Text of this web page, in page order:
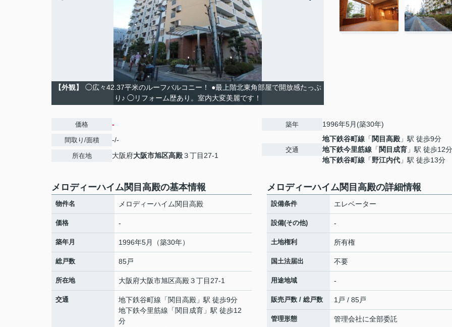
【外観】
◯広々42.37平米のルーフバルコニー！ ●最上階北東角部屋で開放感たっぷ
り♪ ◯リフォーム歴あり。室内大変美麗です！
価格 -
間取り/面積 -/-
所在地 大阪府大阪市旭区高殿３丁目27-1
築年 1996年5月(築30年)
交通
地下鉄谷町線 「 関目高殿 」駅 徒歩9分
地下鉄今里筋線 「 関目成育 」駅 徒歩12分
地下鉄谷町線 「野江内代 」駅 徒歩13分
メロディーハイム関目高殿の基本情報
物件名 メロディーハイム関目高殿
価格 -
築年月 1996年5月（築30年）
総戸数 85戸
所在地 大阪府大阪市旭区高殿３丁目27-1
交通 地下鉄谷町線 「関目高殿 」駅 徒歩9分
地下鉄今里筋線 「関目成育 」駅 徒歩12
分
メロディーハイム関目高殿の詳細情報
設備条件 エレベーター
設備(その他) -
土地権利 所有権
国土法届出 不要
用途地域 -
販売戸数 / 総戸数 1戸 / 85戸
管理形態 管理会社に全部委託